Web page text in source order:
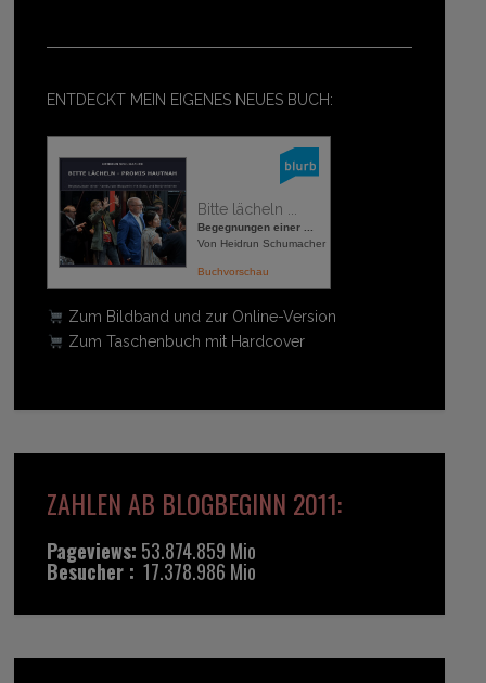
ENTDECKT MEIN EIGENES NEUES BUCH:
Bitte lächeln ...
Begegnungen einer ...
Von Heidrun Schumacher
Buchvorschau
Zum Bildband und zur Online-Version
Zum Taschenbuch mit Hardcover
ZAHLEN AB BLOGBEGINN 2011:
Pageviews: 53.874.859 Mio
Besucher : 17.378.986 Mio